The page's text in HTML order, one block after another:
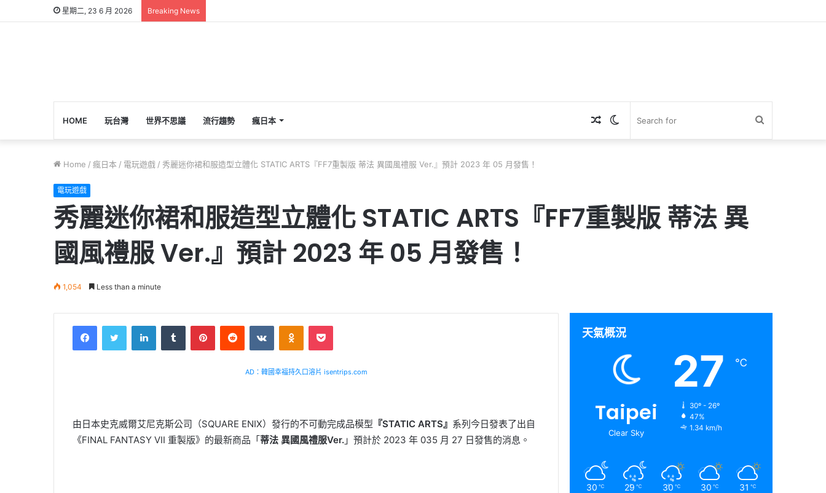
星期二, 23 6 月 2026 Breaking News
HOME 玩台灣 世界不思議 流行趨勢 瘋日本 Switch
Random
Home / 瘋日本 / 電玩遊戲 / 秀麗迷你裙和服造型立體化 STATIC ARTS『FF7重製版 蒂法 異國風禮服 Ver.』預計 2023 年 05 月發售！
電玩遊戲
秀麗迷你裙和服造型立體化 STATIC ARTS『FF7重製版 蒂法 異
國風禮服 Ver.』預計 2023 年 05 月發售！
1,054 Less than a minute
AD：韓國幸福持久口溶片 isentrips.com
由日本史克威爾艾尼克斯公司（SQUARE ENIX）發行的不可動完成品模型 『STATIC ARTS』 系列今日發表了出自
《FINAL FANTASY VII 重製版》的最新商品「蒂法 異國風禮服Ver. 」預計於 2023 年 035 月 27 日發售的消息。
天氣概況
Taipei
Clear Sky
27 ℃
30º - 26º
47%
1.34 km/h
30 ℃ 29 ℃ 30 ℃ 30 ℃ 31 ℃